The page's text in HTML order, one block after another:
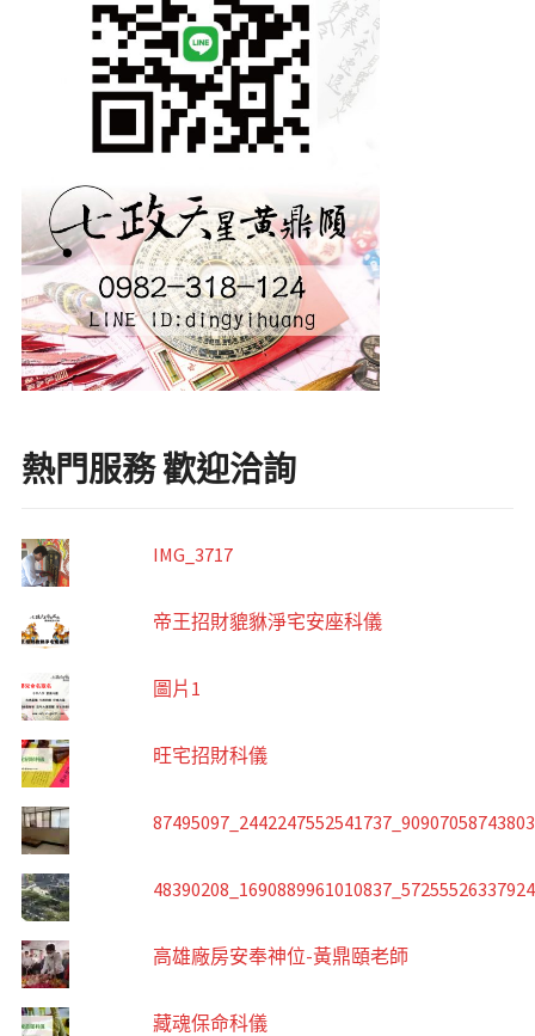
熱門服務 歡迎洽詢
IMG_3717
帝王招財貔貅淨宅安座科儀
圖片1
旺宅招財科儀
高雄廠房安奉神位-黃鼎頤老師
藏魂保命科儀